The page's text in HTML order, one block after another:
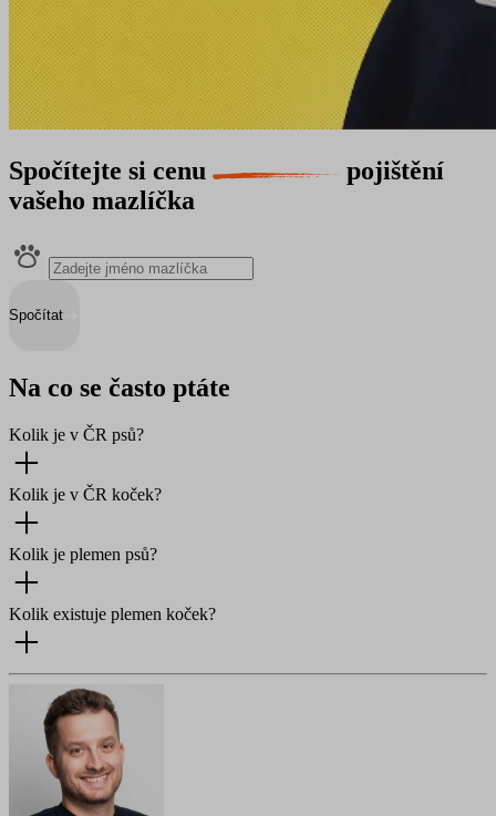
Spočítejte si cenu
pojištění
vašeho mazlíčka
Spočítat
Na co se často ptáte
Kolik je v ČR psů?
Kolik je v ČR koček?
Kolik je plemen psů?
Kolik existuje plemen koček?